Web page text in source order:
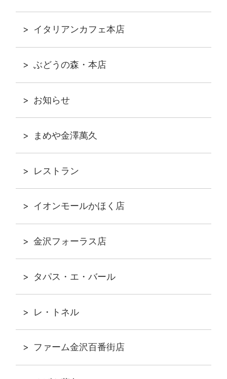
イタリアンカフェ本店
ぶどうの森・本店
お知らせ
まめや金澤萬久
レストラン
イオンモールかほく店
金沢フォーラス店
タパス・エ・バール
レ・トネル
ファーム金沢百番街店